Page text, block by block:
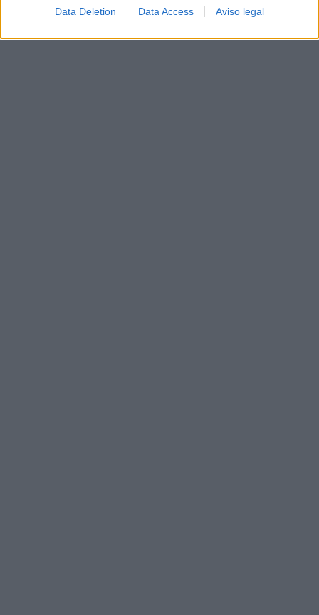
Data Deletion Data Access Aviso legal